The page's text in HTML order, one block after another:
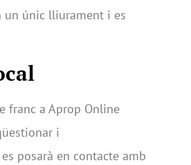
un únic lliurament i es
franc a Aprop Online
i
posarà en contacte amb